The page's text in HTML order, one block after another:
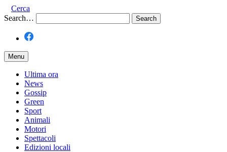
Cerca
Search…
Menu
Ultima ora
News
Gossip
Green
Sport
Animali
Motori
Spettacoli
Edizioni locali